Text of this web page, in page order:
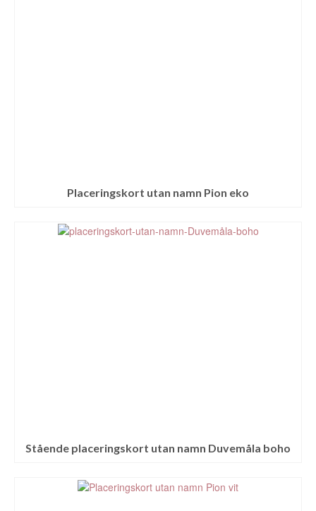
Placeringskort utan namn Pion eko
Stående placeringskort utan namn Duvemåla boho